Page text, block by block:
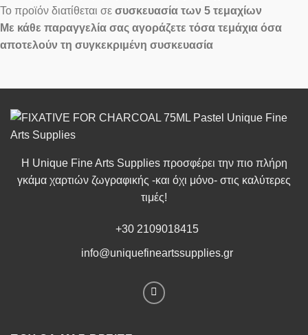
Το προϊόν διατίθεται σε συσκευασία των 5 τεμαχίων
Με κάθε παραγγελία σας αγοράζετε τόσα τεμάχια όσα
αποτελούν τη συγκεκριμένη συσκευασία
Η Unique Fine Arts Supplies προσφέρει την πιο πλήρη
γκάμα χαρτιών ζωγραφικής -και όχι μόνο- στις καλύτερες
τιμές!
+30 2109018415
info@uniquefineartssupplies.gr